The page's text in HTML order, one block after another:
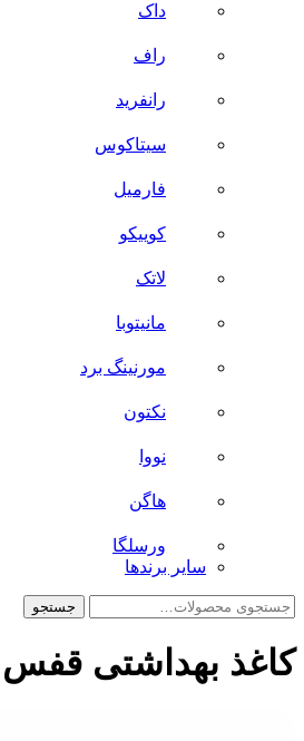
داک
راف
رانفرید
سیتاکوس
فارمیل
کوییکو
لاتک
مانیتوبا
مورنینگ برد
نکتون
نووا
هاگن
ورسلگا
سایر برند‌ها
جستجو
جستجو
کاغذ بهداشتی قفس